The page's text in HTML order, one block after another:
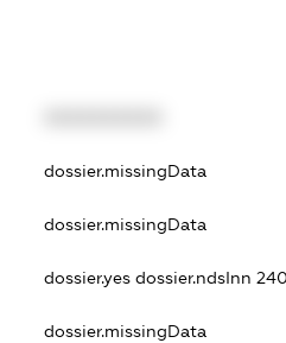
dossier.missingData
dossier.missingData
dossier.yes dossier.ndsInn
dossier.missingData